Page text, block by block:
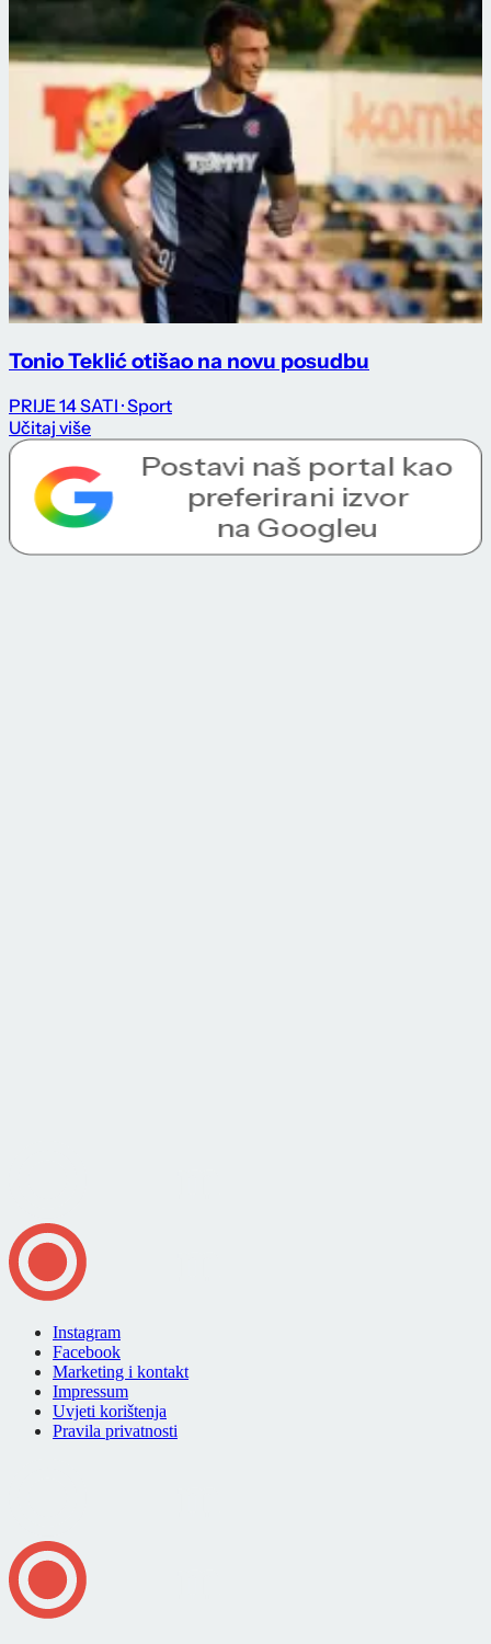
Tonio Teklić otišao na novu posudbu
PRIJE 14 SATI · Sport
Učitaj više
Instagram
Facebook
Marketing i kontakt
Impressum
Uvjeti korištenja
Pravila privatnosti